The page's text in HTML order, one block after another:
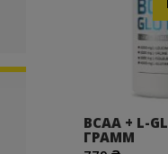
Спортивное
бытующих в
Что такое
Глютамин –
хранится в
BCAA + L-
ГРАММ